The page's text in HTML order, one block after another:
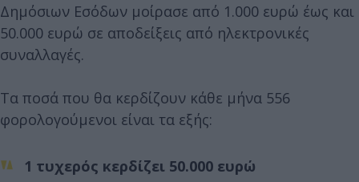
Δημόσιων Εσόδων μοίρασε από 1.000 ευρώ έως και
50.000 ευρώ σε αποδείξεις από ηλεκτρονικές
συναλλαγές.
Τα ποσά που θα κερδίζουν κάθε μήνα 556
φορολογούμενοι είναι τα εξής:
1 τυχερός κερδίζει 50.000 ευρώ